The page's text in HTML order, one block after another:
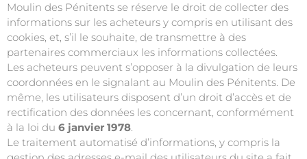
Moulin des Pénitents se réserve le droit de collecter des
informations sur les acheteurs y compris en utilisant des
cookies, et, s’il le souhaite, de transmettre à des
partenaires commerciaux les informations collectées.
Les acheteurs peuvent s’opposer à la divulgation de leurs
coordonnées en le signalant au Moulin des Pénitents. De
même, les utilisateurs disposent d’un droit d’accès et de
rectification des données les concernant, conformément
à la loi du 6 janvier 1978.
Le traitement automatisé d’informations, y compris la